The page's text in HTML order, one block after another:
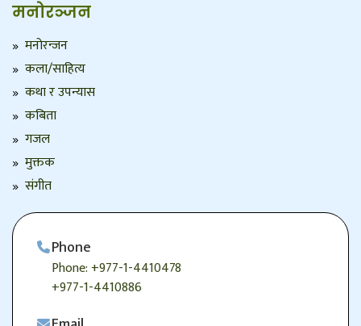
मनोरञ्जन
मनोरन्जन
कला/साहित्य
कथा र उपन्यास
कबिता
गजल
मुक्तक
संगीत
Phone
Phone: +977-1-4410478
+977-1-4410886